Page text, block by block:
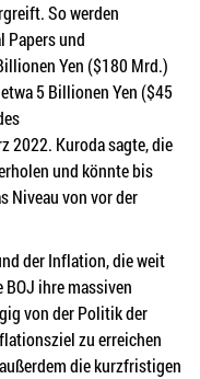
So werden
Papers und
Yen ($180 Mrd.)
5 Billionen Yen ($45
2022. Kuroda sagte, die
und könnte bis
Niveau von vor der
der Inflation, die weit
ihre massiven
von der Politik der
zu erreichen
die kurzfristigen